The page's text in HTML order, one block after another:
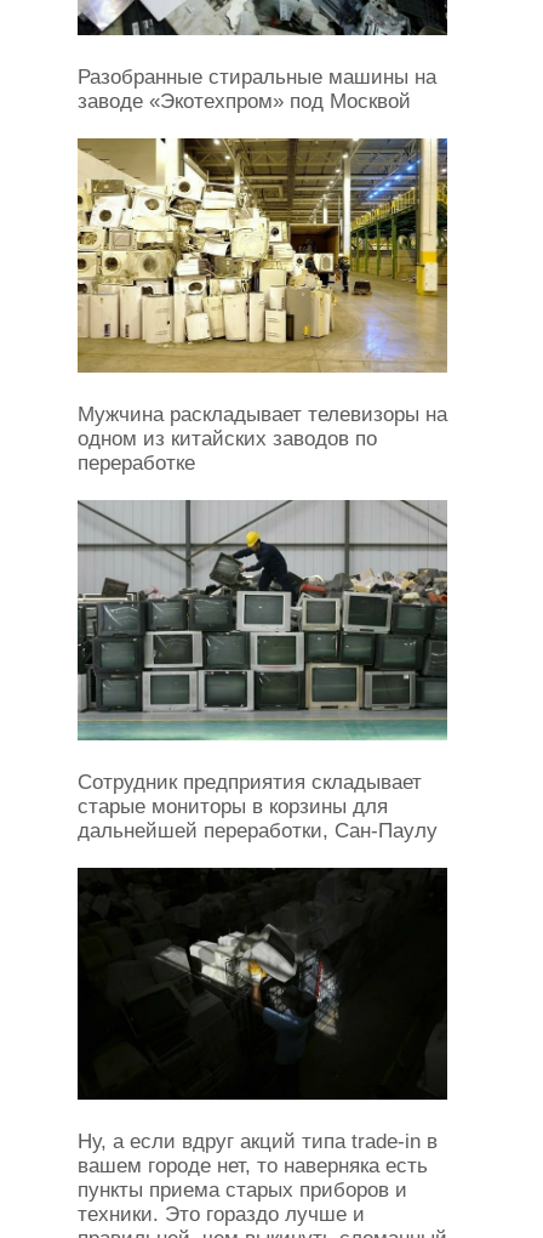
Разобранные стиральные машины на
заводе «Экотехпром» под Москвой
Мужчина раскладывает телевизоры на
одном из китайских заводов по
переработке
Сотрудник предприятия складывает
старые мониторы в корзины для
дальнейшей переработки, Сан-Паулу
Ну, а если вдруг акций типа trade-in в
вашем городе нет, то наверняка есть
пункты приема старых приборов и
техники. Это гораздо лучше и